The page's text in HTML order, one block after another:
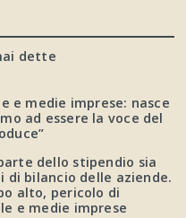
dette
e medie imprese: nasce
ad essere la voce del
dello stipendio sia
bilancio delle aziende.
alto, pericolo di
e medie imprese